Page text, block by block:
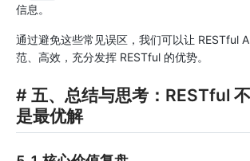
信息。
通过避免这些常见误区，我们可以让 RESTful
范、高效，充分发挥 RESTful 的优势。
# 五、总结与思考：RESTful
是最优解